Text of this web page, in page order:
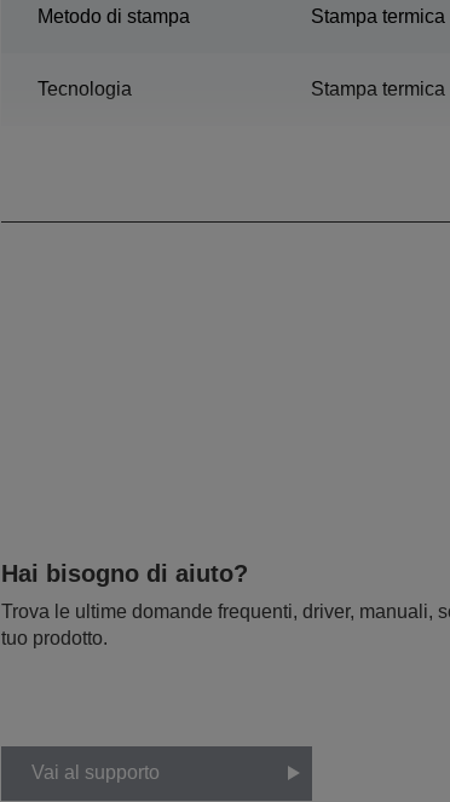
Metodo di stampa Stampa termica
Tecnologia Stampa termica
Hai bisogno di aiuto?
Trova le ultime domande frequenti, driver, manuali,
tuo prodotto.
Vai al supporto